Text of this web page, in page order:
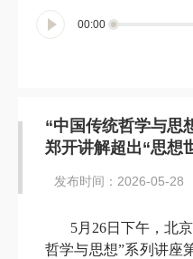
00:00
“中国传统哲学与思
郑开讲解超出“思想
发布时间：2026-05-28
5月 26日下午，北
哲学与思想”系列讲座